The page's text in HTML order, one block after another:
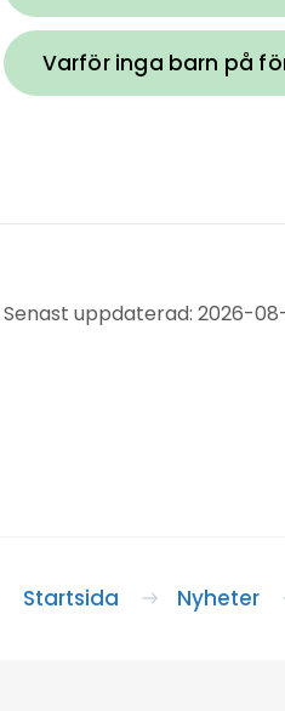
Varför inga barn på
Senast uppdaterad: 2026-
Startsida Nyheter